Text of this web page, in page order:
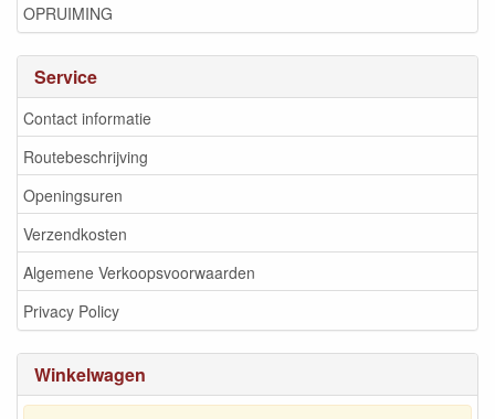
OPRUIMING
Service
Contact informatie
Routebeschrijving
Openingsuren
Verzendkosten
Algemene Verkoopsvoorwaarden
Privacy Policy
Winkelwagen